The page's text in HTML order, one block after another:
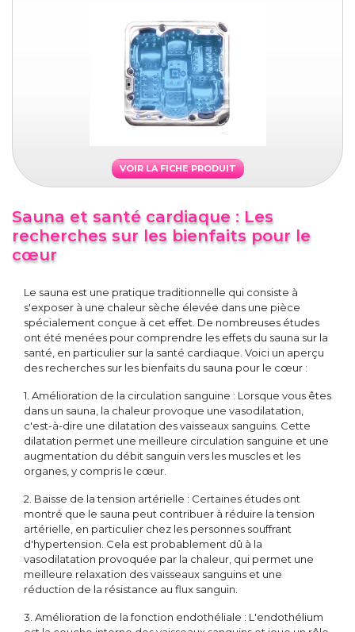
VOIR LA FICHE PRODUIT
Sauna et santé cardiaque : Les
recherches sur les bienfaits pour le
cœur
Le sauna est une pratique traditionnelle qui consiste à
s'exposer à une chaleur sèche élevée dans une pièce
spécialement conçue à cet effet. De nombreuses études
ont été menées pour comprendre les effets du sauna sur la
santé, en particulier sur la santé cardiaque. Voici un aperçu
des recherches sur les bienfaits du sauna pour le cœur :
1. Amélioration de la circulation sanguine : Lorsque vous êtes
dans un sauna, la chaleur provoque une vasodilatation,
c'est-à-dire une dilatation des vaisseaux sanguins. Cette
dilatation permet une meilleure circulation sanguine et une
augmentation du débit sanguin vers les muscles et les
organes, y compris le cœur.
2. Baisse de la tension artérielle : Certaines études ont
montré que le sauna peut contribuer à réduire la tension
artérielle, en particulier chez les personnes souffrant
d'hypertension. Cela est probablement dû à la
vasodilatation provoquée par la chaleur, qui permet une
meilleure relaxation des vaisseaux sanguins et une
réduction de la résistance au flux sanguin.
3. Amélioration de la fonction endothéliale : L'endothélium